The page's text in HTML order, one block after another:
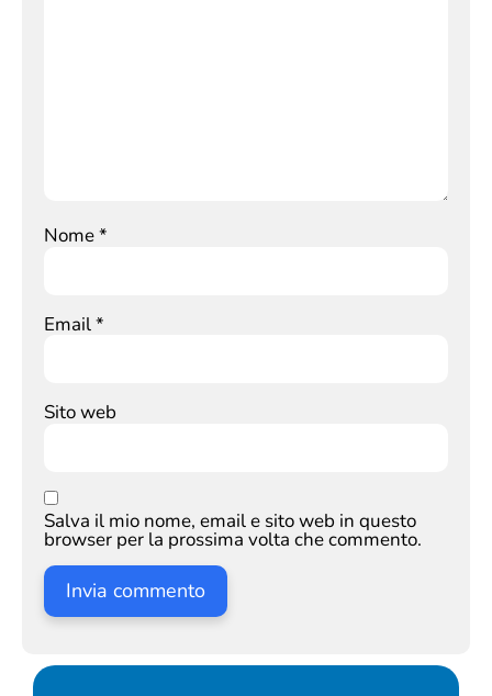
Nome*
Email*
Sito web
Salva il mio nome, email e sito web in questo
browser per la prossima volta che commento.